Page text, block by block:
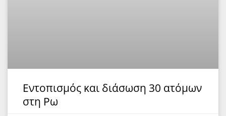
Εντοπισμός και διάσωση 30 ατόμων
στη Ρω